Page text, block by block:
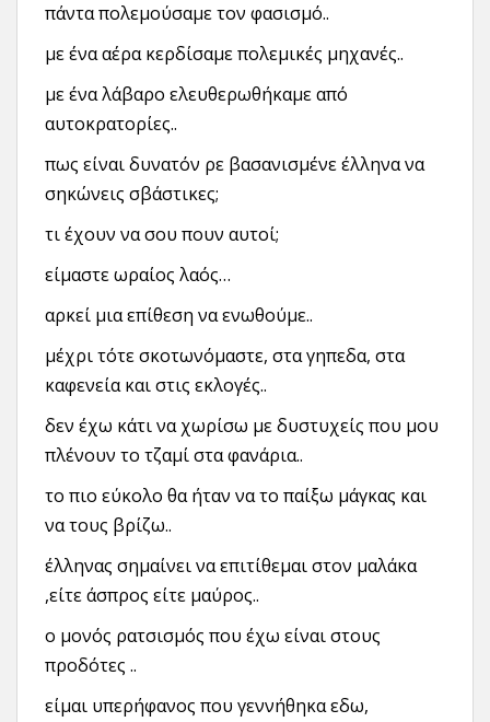
πάντα πολεμούσαμε τον φασισμό..
με ένα αέρα κερδίσαμε πολεμικές μηχανές..
με ένα λάβαρο ελευθερωθήκαμε από
αυτοκρατορίες..
πως είναι δυνατόν ρε βασανισμένε έλληνα να
σηκώνεις σβάστικες;
τι έχουν να σου πουν αυτοί;
είμαστε ωραίος λαός…
αρκεί μια επίθεση να ενωθούμε..
μέχρι τότε σκοτωνόμαστε, στα γηπεδα, στα
καφενεία και στις εκλογές..
δεν έχω κάτι να χωρίσω με δυστυχείς που μου
πλένουν το τζαμί στα φανάρια..
το πιο εύκολο θα ήταν να το παίξω μάγκας και
να τους βρίζω..
έλληνας σημαίνει να επιτίθεμαι στον μαλάκα
,είτε άσπρος είτε μαύρος..
ο μονός ρατσισμός που έχω είναι στους
προδότες ..
είμαι υπερήφανος που γεννήθηκα εδω,